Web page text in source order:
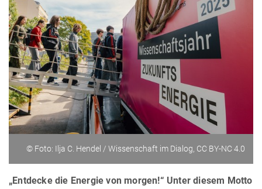
© Foto: Ilja C. Hendel / Wissenschaft im Dialog, CC BY-NC 4.0
„Entdecke die Energie von morgen!“ Unter diesem Motto